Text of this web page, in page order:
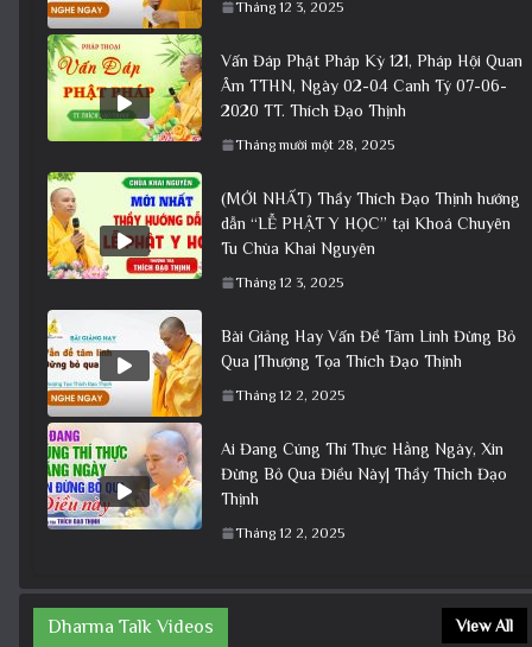
Tháng 12 3, 2025
Vấn Đáp Phật Pháp Kỳ 121, Pháp Hội Quan
Âm TTHN, Ngày 02-04 Canh Tý 07-06-
2020 TT. Thích Đạo Thịnh
Tháng mười một 28, 2025
(MỚI NHẤT) Thầy Thích Đạo Thịnh hướng
dẫn “LỄ PHẬT Y HỌC” tại Khoá Chuyên
Tu Chùa Khai Nguyên
Tháng 12 3, 2025
Bài Giảng Hay Vấn Đề Tâm Linh Đừng Bỏ
Qua |Thượng Tọa Thích Đạo Thịnh
Tháng 12 2, 2025
Ai Đang Cúng Thí Thực Hằng Ngày, Xin
Đừng Bỏ Qua Điều Này| Thầy Thích Đạo
Thịnh
Tháng 12 2, 2025
Dharma Talk Videos View All